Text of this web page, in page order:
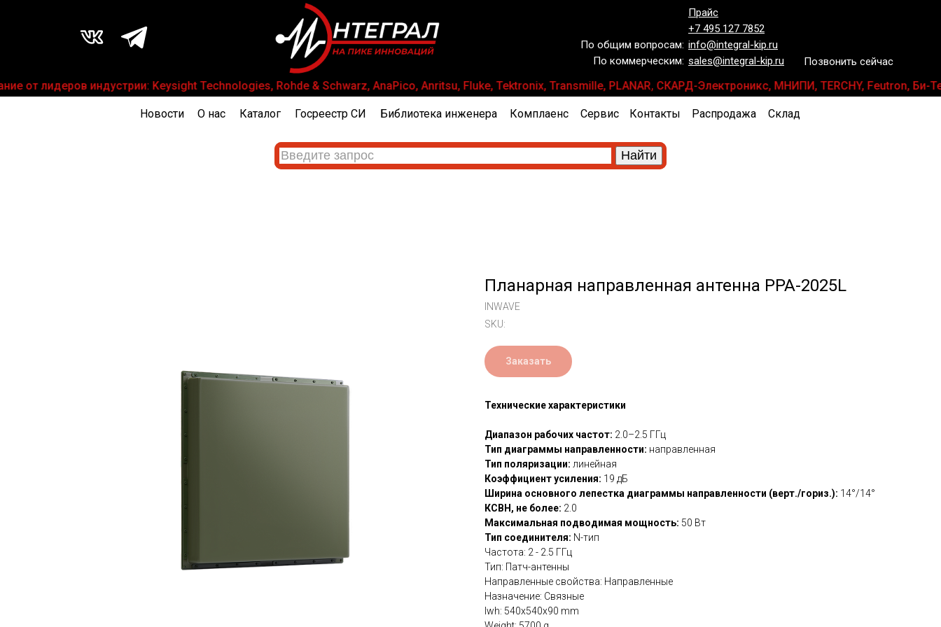
Прайс
+7 495 127 7852
info@integral-kip.ru
sales@integral-kip.ru
По общим вопросам:
По коммерческим:
Позвонить сейчас
от лидеров индустрии: Keysight Technologies, Rohde & Schwarz, AnaPico, Anritsu, Fluke, Tektronix, Transmille, PLANAR, СКАРД-Электроникс, МНИПИ, TERCHY, Feutron, Би-
Каталог
О нас Контакты
Госреестр СИ Библиотека инженера Комплаенс
Новости Сервис Распродажа Склад
Планарная направленная антенна PPA-2025L
INWAVE
SKU:
Заказать
Технические характеристики
Диапазон рабочих частот: 2.0–2.5 ГГц
Тип диаграммы направленности: направленная
Тип поляризации: линейная
Коэффициент усиления: 19 дБ
Ширина основного лепестка диаграммы направленности (верт./гориз.): 14°/14°
КСВН, не более: 2.0
Максимальная подводимая мощность: 50 Вт
Тип соединителя: N-тип
Частота: 2 - 2.5 ГГц
Тип: Патч-антенны
Направленные свойства: Направленные
Назначение: Связные
lwh: 540x540x90 mm